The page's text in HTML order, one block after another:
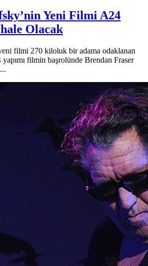
Yeni Filmi A24
Olacak
filmi 270 kiloluk bir adama odaklanan
filmin başrolünde Brendan Fraser